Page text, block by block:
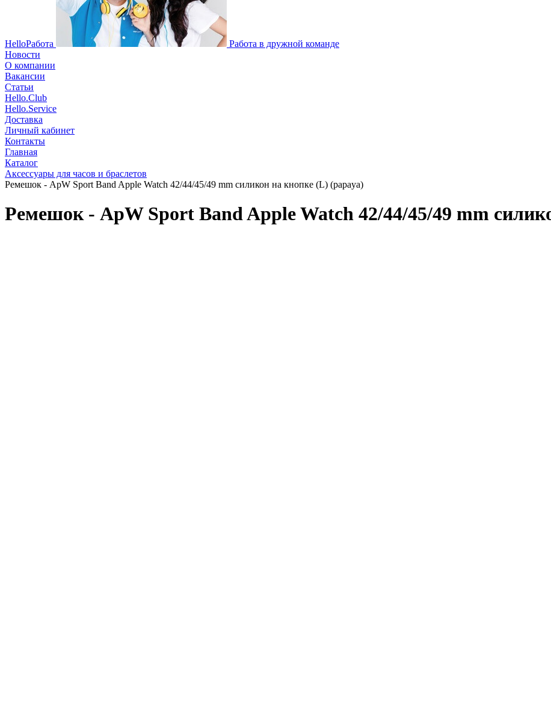
HelloРабота
Работа в дружной команде
Новости
О компании
Вакансии
Статьи
Hello.Club
Hello.Service
Доставка
Личный кабинет
Контакты
Главная
Каталог
Аксессуары для часов и браслетов
Ремешок - ApW Sport Band Apple Watch 42/44/45/49 mm силикон на кнопке (L) (papaya)
Ремешок - ApW Sport Band Apple Watch 42/44/45/49 mm